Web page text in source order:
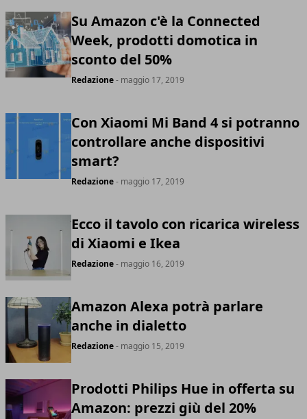
Su Amazon c'è la Connected
Week, prodotti domotica in
sconto del 50%
Redazione- maggio 17, 2019
Con Xiaomi Mi Band 4 si potranno
controllare anche dispositivi
smart?
Redazione- maggio 17, 2019
Ecco il tavolo con ricarica wireless
di Xiaomi e Ikea
Redazione- maggio 16, 2019
Amazon Alexa potrà parlare
anche in dialetto
Redazione- maggio 15, 2019
Prodotti Philips Hue in offerta su
Amazon: prezzi giù del 20%